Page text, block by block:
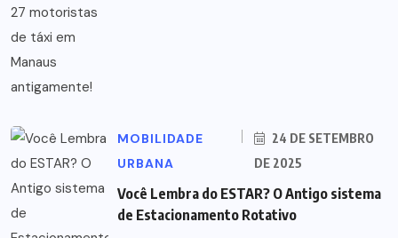
MOBILIDADE
URBANA
24 DE SETEMBRO
DE 2025
Você Lembra do ESTAR? O Antigo sistema
de Estacionamento Rotativo